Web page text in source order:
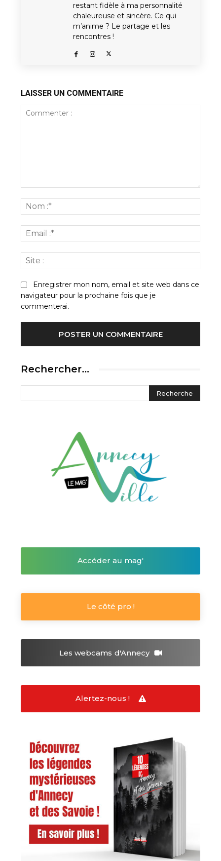
restant fidèle à ma personnalité
chaleureuse et sincère. Ce qui
m’anime ? Le partage et les
rencontres !
LAISSER UN COMMENTAIRE
Enregistrer mon nom, email et site web dans ce
navigateur pour la prochaine fois que je
commenterai.
Rechercher…
Accéder au mag'
Le côté pro !
Les webcams d'Annecy
Alertez-nous !